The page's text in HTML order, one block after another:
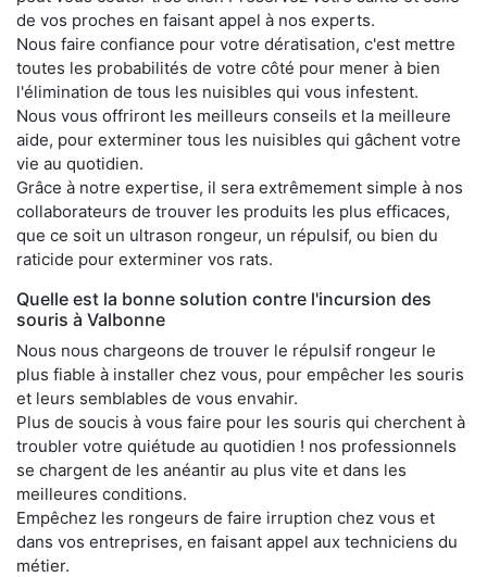
de vos proches en faisant appel à nos experts.
Nous faire confiance pour votre dératisation, c'est mettre
toutes les probabilités de votre côté pour mener à bien
l'élimination de tous les nuisibles qui vous infestent.
Nous vous offriront les meilleurs conseils et la meilleure
aide, pour exterminer tous les nuisibles qui gâchent votre
vie au quotidien.
Grâce à notre expertise, il sera extrêmement simple à nos
collaborateurs de trouver les produits les plus efficaces,
que ce soit un ultrason rongeur, un répulsif, ou bien du
raticide pour exterminer vos rats.
Quelle est la bonne solution contre l'incursion des
souris à Valbonne
Nous nous chargeons de trouver le répulsif rongeur le
plus fiable à installer chez vous, pour empêcher les souris
et leurs semblables de vous envahir.
Plus de soucis à vous faire pour les souris qui cherchent à
troubler votre quiétude au quotidien ! nos professionnels
se chargent de les anéantir au plus vite et dans les
meilleures conditions.
Empêchez les rongeurs de faire irruption chez vous et
dans vos entreprises, en faisant appel aux techniciens du
métier.